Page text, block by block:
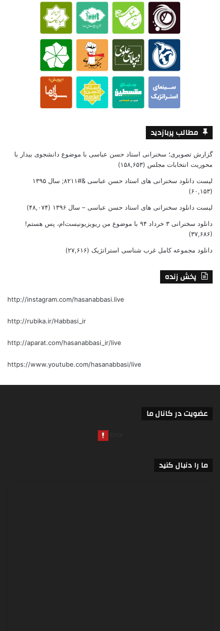
مطالب پربازدید
گزارش تصویری؛ سخنرانی استاد حسن عباسی با موضوع دانشجوی بیدار با
محوریت انتخابات مجلس (۱۵۸,۶۵۳)
لیست دانلود سخنرانی های استاد حسن عباسی &#۸۲۱۱; سال ۱۳۹۵
(۶۰,۱۵۳)
لیست دانلود سخنرانی های استاد حسن عباسی – سال ۱۳۹۶ (۴۸,۰۷۴)
دانلود سخنرانی ۳ خرداد ۹۴ با موضوع من ریویزیونیست‌ام، پس هستم!
(۳۷,۶۸۶)
دانلود مجموعه کامل غرب شناسی استراتژیک (۲۷,۶۱۶)
پخش زنده
http://instagram.com/hasanabbasi.live
http://rubika.ir/Habbasi_ir
http://aparat.com/hasanabbasi_ir/live
https://www.youtube.com/hasanabbasi/live
عضویت در کانال ما
ما را دنبال کنید